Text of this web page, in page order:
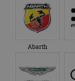
Abarth